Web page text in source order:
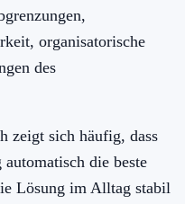
organisatorische
des
zeigt sich häufig, dass
die beste
Lösung im Alltag stabil